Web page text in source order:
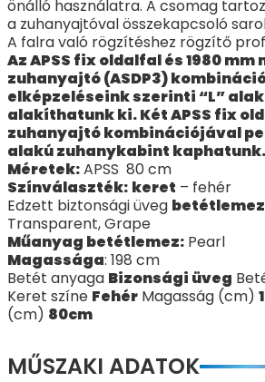
önálló használatra. A csomag
a zuhanyajtóval összekapcsoló
A falra való rögzítéshez rögzítő
Az APSS fix oldalfal és 1980
zuhanyajtó (ASDP3)
elképzeléseink szerinti “L”
alakíthatunk ki. Két APSS fix
zuhanyajtó kombinációjával
alakú zuhanykabint kaphatunk.
Méretek:APSS 80 cm
Színválaszték: keret – fehér
Edzett biztonsági üveg
Transparent, Grape
Műanyag betétlemez: Pearl
Magassága: 198 cm
Betét anyaga Bizonsági üveg
Keret színe Fehér Magasság (cm)
(cm) 80cm
MŰSZAKI ADATOK